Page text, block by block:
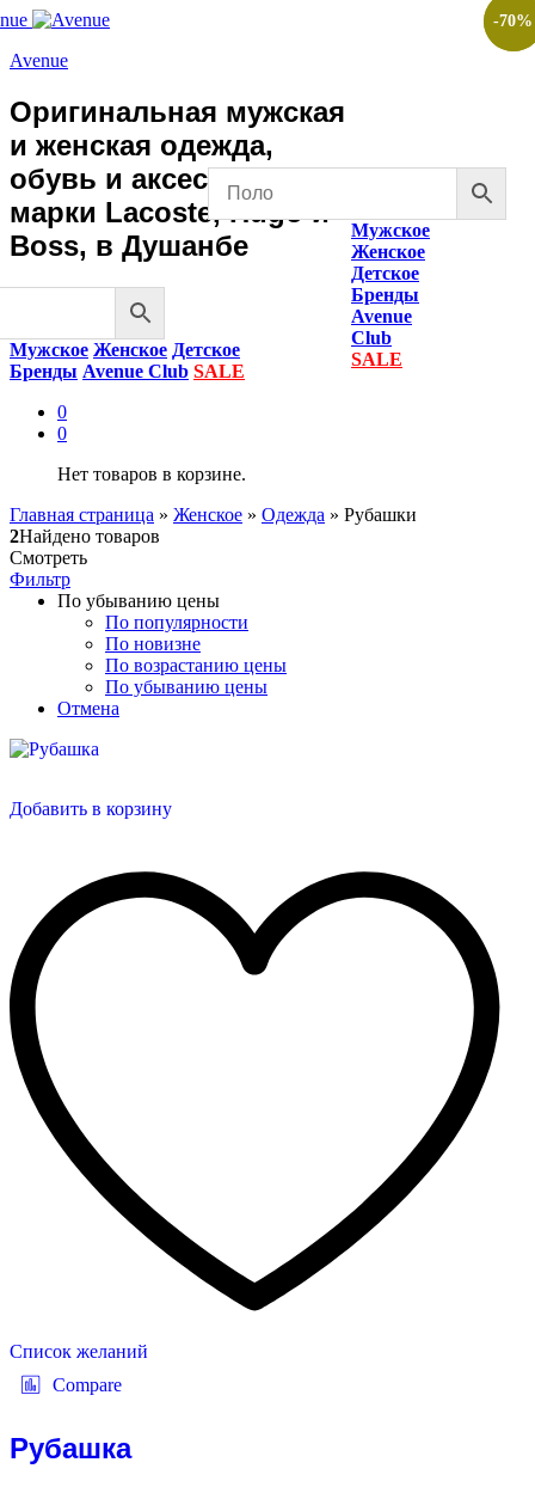
Avenue
Оригинальная мужская
и женская одежда,
обувь и аксессуары
марки Lacoste, Hugo и
Boss, в Душанбе
Мужское Женское Детское
Бренды Avenue Club SALE
0
0
Нет товаров в корзине.
Мужское
Женское
Детское
Бренды
Avenue
Club
SALE
Главная страница » Женское » Одежда » Рубашки
2Найдено товаров
Смотреть
Фильтр
По убыванию цены
По популярности
По новизне
По возрастанию цены
По убыванию цены
Отмена
-70%
Добавить в корзину
Список желаний
Compare
Рубашка
-70%